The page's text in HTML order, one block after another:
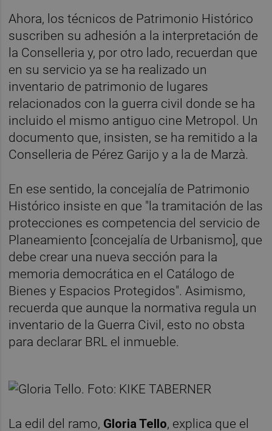
Ahora, los técnicos de Patrimonio Histórico
suscriben su adhesión a la interpretación de
la Conselleria y, por otro lado, recuerdan que
en su servicio ya se ha realizado un
inventario de patrimonio de lugares
relacionados con la guerra civil donde se ha
incluido el mismo antiguo cine Metropol. Un
documento que, insisten, se ha remitido a la
Conselleria de Pérez Garijo y a la de Marzà.
En ese sentido, la concejalía de Patrimonio
Histórico insiste en que "la tramitación de las
protecciones es competencia del servicio de
Planeamiento [concejalía de Urbanismo], que
debe crear una nueva sección para la
memoria democrática en el Catálogo de
Bienes y Espacios Protegidos". Asimismo,
recuerda que aunque la normativa regula un
inventario de la Guerra Civil, esto no obsta
para declarar BRL el inmueble.
La edil del ramo, Gloria Tello, explica que el